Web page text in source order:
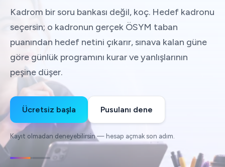
Kadrom bir soru bankası değil, koç. Hedef kadronu
seçersin; o kadronun gerçek ÖSYM taban
puanından hedef netini çıkarır, sınava kalan güne
göre günlük programını kurar ve yanlışlarının
peşine düşer.
Ücretsiz başla Pusulanı dene
Kayıt olmadan deneyebilirsin — hesap açmak son adım.